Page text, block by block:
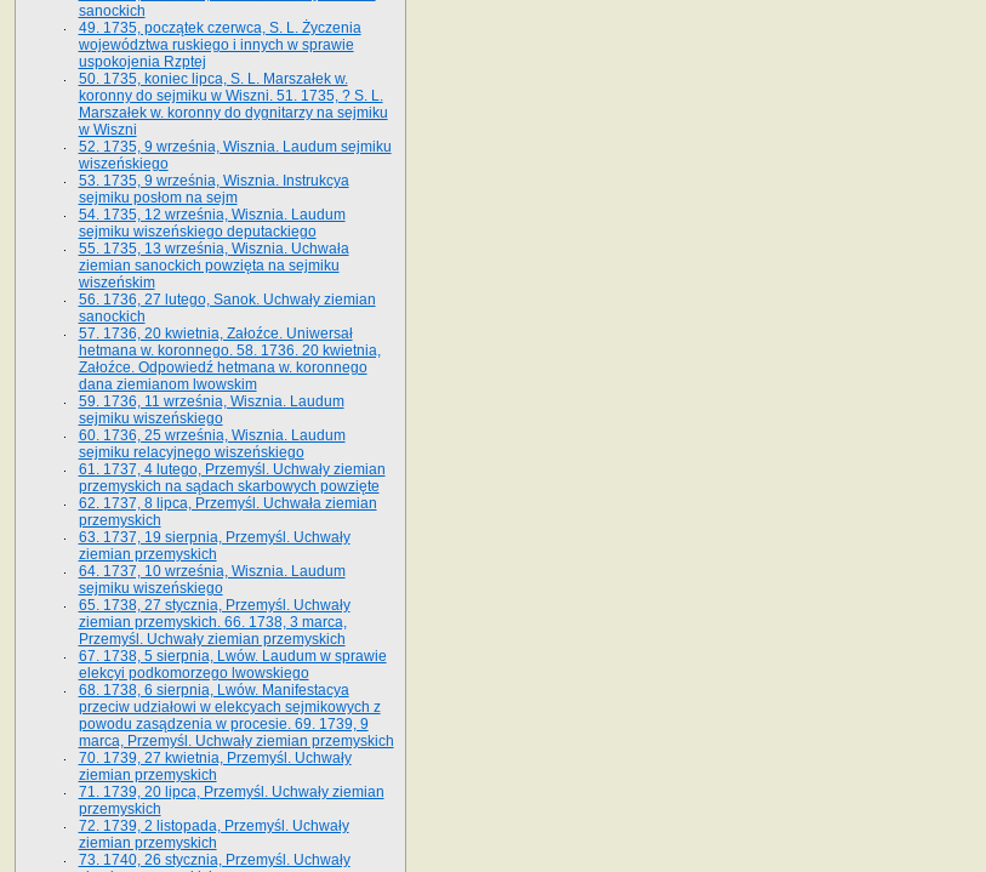
sanockich
49. 1735, początek czerwca, S. L. Życzenia
województwa ruskiego i innych w sprawie
uspokojenia Rzptej
50. 1735, koniec lipca, S. L. Marszałek w.
koronny do sejmiku w Wiszni. 51. 1735, ? S. L.
Marszałek w. koronny do dygnitarzy na sejmiku
w Wiszni
52. 1735, 9 września, Wisznia. Laudum sejmiku
wiszeńskiego
53. 1735, 9 września, Wisznia. Instrukcya
sejmiku posłom na sejm
54. 1735, 12 września, Wisznia. Laudum
sejmiku wiszeńskiego deputackiego
55. 1735, 13 września, Wisznia. Uchwała
ziemian sanockich powzięta na sejmiku
wiszeńskim
56. 1736, 27 lutego, Sanok. Uchwały ziemian
sanockich
57. 1736, 20 kwietnia, Załoźce. Uniwersał
hetmana w. koronnego. 58. 1736. 20 kwietnia,
Załoźce. Odpowiedź hetmana w. koronnego
dana ziemianom lwowskim
59. 1736, 11 września, Wisznia. Laudum
sejmiku wiszeńskiego
60. 1736, 25 września, Wisznia. Laudum
sejmiku relacyjnego wiszeńskiego
61. 1737, 4 lutego, Przemyśl. Uchwały ziemian
przemyskich na sądach skarbowych powzięte
62. 1737, 8 lipca, Przemyśl. Uchwała ziemian
przemyskich
63. 1737, 19 sierpnia, Przemyśl. Uchwały
ziemian przemyskich
64. 1737, 10 września, Wisznia. Laudum
sejmiku wiszeńskiego
65. 1738, 27 stycznia, Przemyśl. Uchwały
ziemian przemyskich­­. 66. 1738, 3 marca,
Przemyśl. Uchwały ziemian przemyskich­
67. 1738, 5 sierpnia, Lwów. Laudum w sprawie
elekcyi podkomorzego lwowskiego
68. 1738, 6 sierpnia, Lwów. Manifestacya
przeciw udziałowi w elekcyach sejmikowych z
powodu zasądzenia w procesie. 69. 1739, 9
marca, Przemyśl. Uchwały ziemian przemyskich
70. 1739, 27 kwietnia, Przemyśl. Uchwały
ziemian przemyskich
71. 1739, 20 lipca, Przemyśl. Uchwały ziemian
przemyskich
72. 1739, 2 listopada, Przemyśl. Uchwały
ziemian przemyskich
73. 1740, 26 stycznia, Przemyśl. Uchwały